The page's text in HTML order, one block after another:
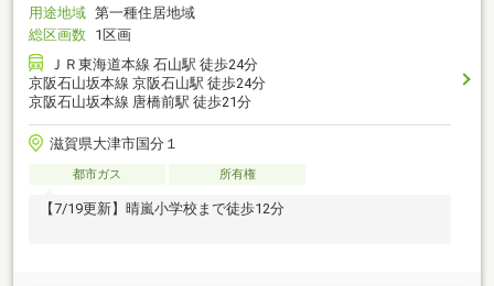
用途地域 第一種住居地域
総区画数 1区画
ＪＲ東海道本線 石山駅 徒歩24分
京阪石山坂本線 京阪石山駅 徒歩24分
京阪石山坂本線 唐橋前駅 徒歩21分
滋賀県大津市国分１
都市ガス 所有権
【7/19更新】晴嵐小学校まで徒歩12分